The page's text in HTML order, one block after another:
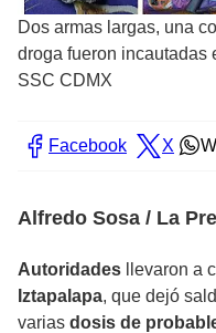
Dos armas largas, una
droga fueron incautadas
SSC CDMX
Facebook X
Alfredo Sosa / La
Autoridades llevaron a
Iztapalapa, que dejó
varias dosis de